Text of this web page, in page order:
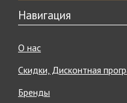
Навигация
О нас
Скидки, Дисконтная
Бренды